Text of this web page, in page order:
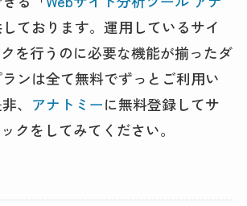
しております。運用しているサイ
クを行うのに必要な機能が揃ったダ
ンは全て無料でずっとご利用い
、 アナトミーに無料登録してサ
クをしてみてください。